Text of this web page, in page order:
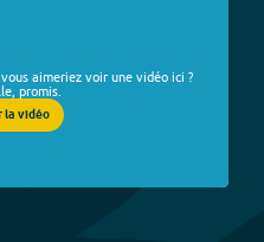
aimeriez voir une vidéo ici ?
promis.
la vidéo